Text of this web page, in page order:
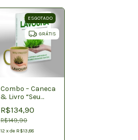
ESGOTADO
GRÁTIS
Combo – Caneca
& Livro “Seu
pasto é Lavoura”
R$134,90
R$149,90
12 xde R$13,88